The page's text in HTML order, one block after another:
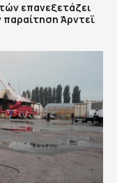
επανεξετάζει
Άρντεϊ